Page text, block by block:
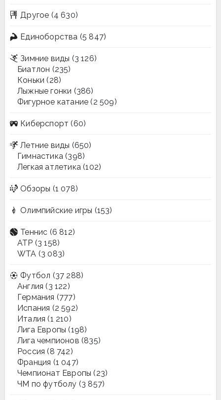
Другое (4 630)
Единоборства (5 847)
Зимние виды (3 126)
Биатлон (235)
Коньки (28)
Лыжные гонки (386)
Фигурное катание (2 509)
Киберспорт (60)
Летние виды (650)
Гимнастика (398)
Легкая атлетика (102)
Обзоры (1 078)
Олимпийские игры (153)
Теннис (6 812)
ATP (3 158)
WTA (3 083)
Футбол (37 288)
Англия (3 122)
Германия (777)
Испания (2 592)
Италия (1 210)
Лига Европы (198)
Лига чемпионов (835)
Россия (8 742)
Франция (1 047)
Чемпионат Европы (23)
ЧМ по футболу (3 857)